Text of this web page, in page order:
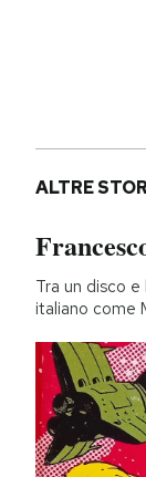
ALTRE
Tra un disco
italiano come